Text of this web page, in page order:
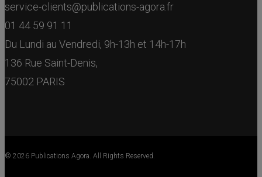
service-clients@publications-agora.fr
01 44 59 91 11
Du Lundi au Vendredi, 9h-13h et 14h-17h
136 Rue Saint-Denis,
75002 PARIS
© 2026 Publications Agora. All Rights Reserved.